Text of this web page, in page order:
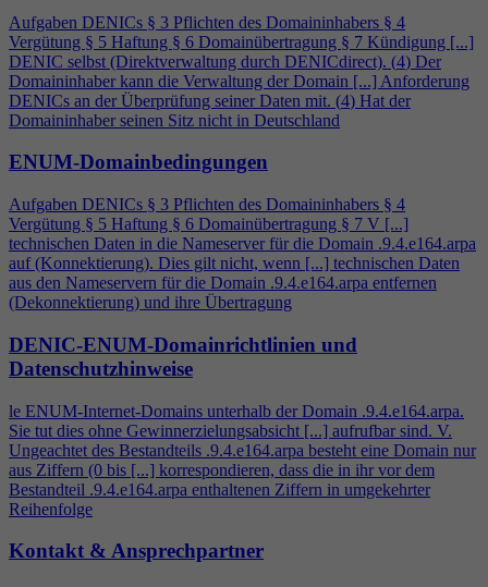
Aufgaben DENICs § 3 Pflichten des Domaininhabers § 4
Vergütung § 5 Haftung § 6 Domainübertragung § 7 Kündigung [...]
DENIC selbst (Direktverwaltung durch DENICdirect). (4) Der
Domaininhaber kann die Verwaltung der Domain [...] Anforderung
DENICs an der Überprüfung seiner Daten mit. (4) Hat der
Domaininhaber seinen Sitz nicht in Deutschland
ENUM-Domainbedingungen
Aufgaben DENICs § 3 Pflichten des Domaininhabers § 4
Vergütung § 5 Haftung § 6 Domainübertragung § 7 V [...]
technischen Daten in die Nameserver für die Domain .9.4.e164.arpa
auf (Konnektierung). Dies gilt nicht, wenn [...] technischen Daten
aus den Nameservern für die Domain .9.4.e164.arpa entfernen
(Dekonnektierung) und ihre Übertragung
DENIC-ENUM-Domainrichtlinien und
Datenschutzhinweise
le ENUM-Internet-Domains unterhalb der Domain .9.4.e164.arpa.
Sie tut dies ohne Gewinnerzielungsabsicht [...] aufrufbar sind. V.
Ungeachtet des Bestandteils .9.4.e164.arpa besteht eine Domain nur
aus Ziffern (0 bis [...] korrespondieren, dass die in ihr vor dem
Bestandteil .9.4.e164.arpa enthaltenen Ziffern in umgekehrter
Reihenfolge
Kontakt & Ansprechpartner